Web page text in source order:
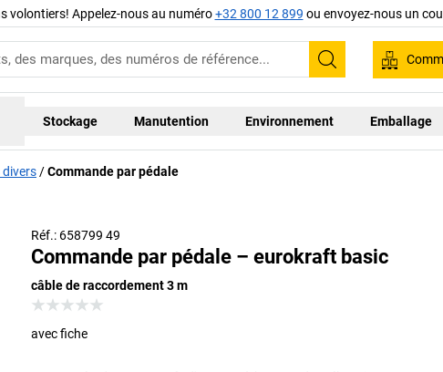
volontiers! Appelez-nous au numéro+32 800 12 899 ou envoyez-nous un
Recherche
Stockage Manutention Environnement Emballage
divers Commande par pédale
Réf.: 658799 49
Commande par pédale – eurokraft basic
câble de raccordement 3 m
avec fiche